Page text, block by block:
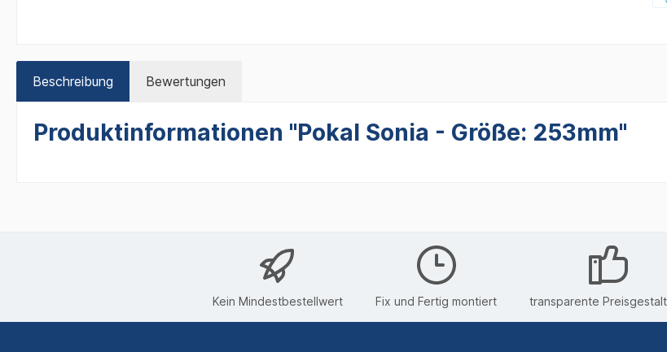
Beschreibung Bewertungen
Produktinformationen "Pokal Sonia - Größe: 253mm"
Kein Mindestbestellwert Fix und Fertig montiert transparente